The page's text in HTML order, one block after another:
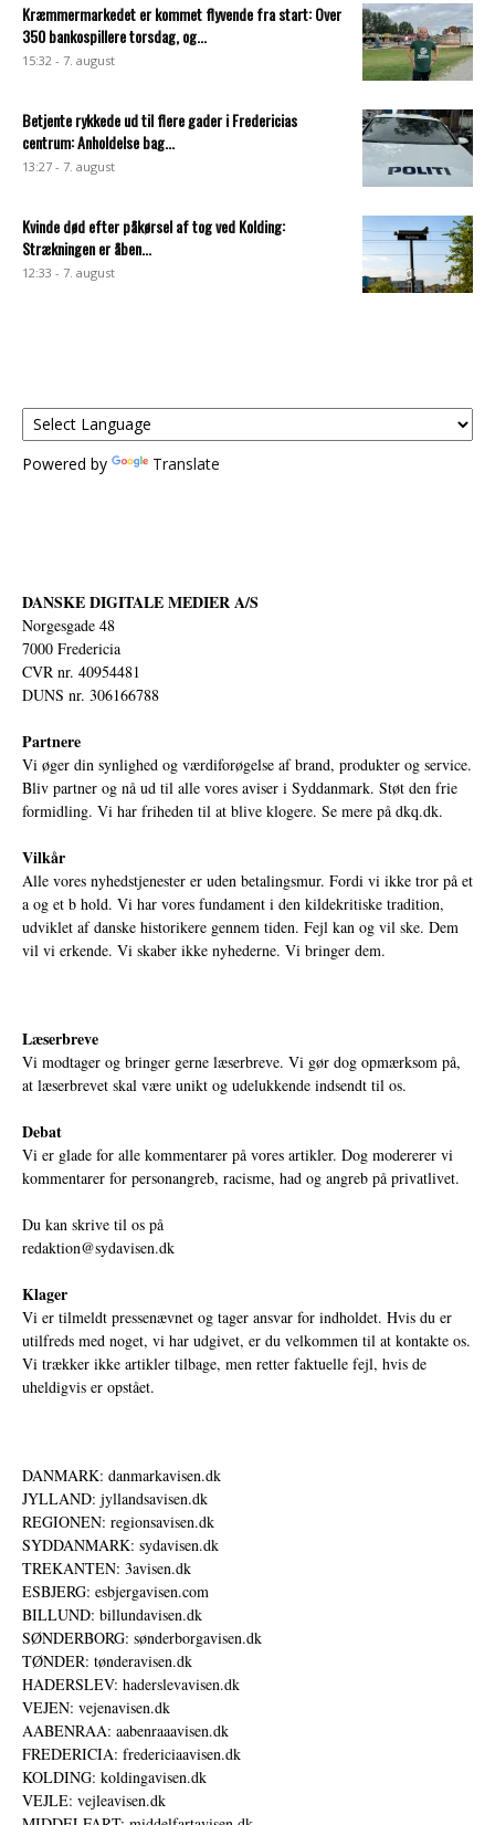
Kræmmermarkedet er kommet flyvende fra start: Over
350 bankospillere torsdag, og...
15:32 - 7. august
Betjente rykkede ud til flere gader i Fredericias
centrum: Anholdelse bag...
13:27 - 7. august
Kvinde død efter påkørsel af tog ved Kolding:
Strækningen er åben...
12:33 - 7. august
Powered by Translate
DANSKE DIGITALE MEDIER A/S
Norgesgade 48
7000 Fredericia
CVR nr. 40954481
DUNS nr. 306166788
Partnere
Vi øger din synlighed og værdiforøgelse af brand, produkter og service.
Bliv partner og nå ud til alle vores aviser i Syddanmark. Støt den frie
formidling. Vi har friheden til at blive klogere. Se mere på dkq.dk.
Vilkår
Alle vores nyhedstjenester er uden betalingsmur. Fordi vi ikke tror på et
a og et b hold. Vi har vores fundament i den kildekritiske tradition,
udviklet af danske historikere gennem tiden. Fejl kan og vil ske. Dem
vil vi erkende. Vi skaber ikke nyhederne. Vi bringer dem.
Læserbreve
Vi modtager og bringer gerne læserbreve. Vi gør dog opmærksom på,
at læserbrevet skal være unikt og udelukkende indsendt til os.
Debat
Vi er glade for alle kommentarer på vores artikler. Dog modererer vi
kommentarer for personangreb, racisme, had og angreb på privatlivet.
Du kan skrive til os på
redaktion@sydavisen.dk
Klager
Vi er tilmeldt pressenævnet og tager ansvar for indholdet. Hvis du er
utilfreds med noget, vi har udgivet, er du velkommen til at kontakte os.
Vi trækker ikke artikler tilbage, men retter faktuelle fejl, hvis de
uheldigvis er opstået.
DANMARK: danmarkavisen.dk
JYLLAND: jyllandsavisen.dk
REGIONEN: regionsavisen.dk
SYDDANMARK: sydavisen.dk
TREKANTEN: 3avisen.dk
ESBJERG: esbjergavisen.com
BILLUND: billundavisen.dk
SØNDERBORG: sønderborgavisen.dk
TØNDER: tønderavisen.dk
HADERSLEV: haderslevavisen.dk
VEJEN: vejenavisen.dk
AABENRAA: aabenraaavisen.dk
FREDERICIA: fredericiaavisen.dk
KOLDING: koldingavisen.dk
VEJLE: vejleavisen.dk